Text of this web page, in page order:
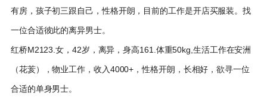
有房，孩子初三跟自己，性格开朗，目前的工作是开店买服装。找
一位合适彼此的离异男士。
红桥M2123.女，42岁，离异，身高161.体重50kg,生活工作在安洲
（花荄），物业工作，收入4000+，性格开朗，长相好，欲寻一位
合适的单身男士。